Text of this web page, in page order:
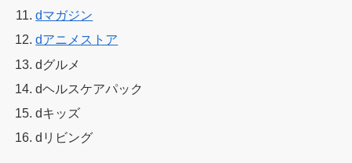
dマガジン
dアニメストア
dグルメ
dヘルスケアパック
dキッズ
dリビング